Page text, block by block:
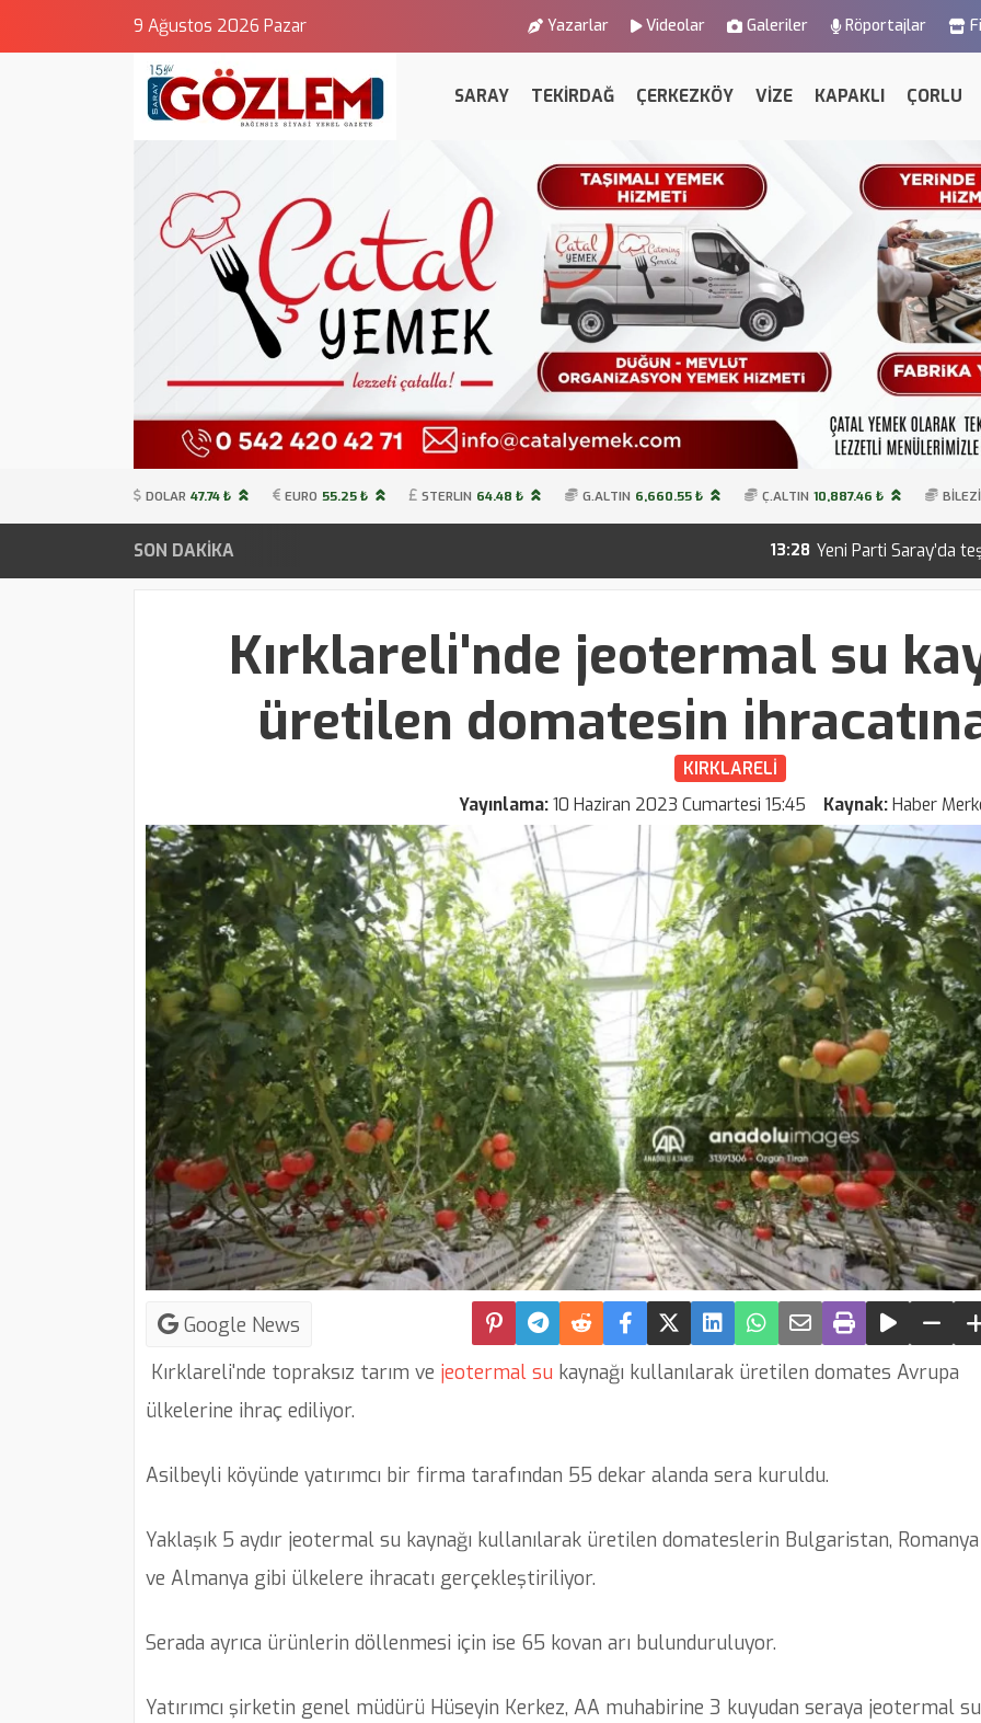
9 Ağustos 2026 Pazar Yazarlar Videolar Galeriler Röportajlar
SARAY TEKİRDAĞ ÇERKEZKÖY VİZE KAPAKLI ÇORLU
DOLAR 47.74 ₺ EURO 55.25 ₺ STERLIN 64.48 ₺ G.ALTIN 6,660.55 ₺ Ç.ALTIN 10,887.46 ₺
SON DAKİKA Yeni Parti Saray’da teşkilatını kurdu! İşte 28
Kırklareli'nde jeotermal su
üretilen domatesin
KIRKLARELİ
Yayınlama:10 Haziran 2023 Cumartesi 15:45 Kaynak:Haber
Google News
Kırklareli'nde topraksız tarım ve jeotermal su kaynağı kullanılarak üretilen domates Avrupa
ülkelerine ihraç ediliyor.
​​​​​​​Asilbeyli köyünde yatırımcı bir firma tarafından 55 dekar alanda sera kuruldu.
Yaklaşık 5 aydır jeotermal su kaynağı kullanılarak üretilen domateslerin Bulgaristan, Romanya
ve Almanya gibi ülkelere ihracatı gerçekleştiriliyor.
Serada ayrıca ürünlerin döllenmesi için ise 65 kovan arı bulunduruluyor.
Yatırımcı şirketin genel müdürü Hüseyin Kerkez, AA muhabirine 3 kuyudan seraya jeotermal su